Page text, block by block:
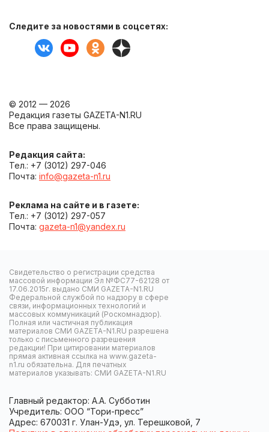
Следите за новостями в соцсетях:
© 2012 — 2026
Редакция газеты GAZETA-N1.RU
Все права защищены.
Редакция сайта:
Тел.: +7 (3012) 297-046
Почта: info@gazeta-n1.ru
Реклама на сайте и в газете:
Тел.: +7 (3012) 297-057
Почта: gazeta-n1@yandex.ru
Свидетельство о регистрации средства
массовой информации Эл №ФС77-62128 от
17.06.2015г. выдано СМИ GAZETA-N1.RU
Федеральной службой по надзору в сфере
связи, информационных технологий и
массовых коммуникаций (Роскомнадзор).
Полная или частичная публикация
материалов СМИ GAZETA-N1.RU разрешена
только с письменного разрешения
редакции! При цитировании материалов
прямая активная ссылка на www.gazeta-
n1.ru обязательна. Для печатных
материалов указывать: СМИ GAZETA-N1.RU
Главный редактор: А.А. Субботин
Учредитель: ООО “Тори-пресс”
Адрес: 670031 г. Улан-Удэ, ул. Терешковой, 7